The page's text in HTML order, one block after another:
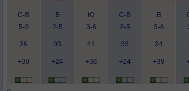
С-В
5-9
В
2-5
Ю
3-6
С-В
2-5
В
3-6
36 93 41 93 34
+38 +24 +38 +24 +39